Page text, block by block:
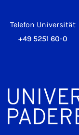
Telefon Universität
+49 5251 60-0